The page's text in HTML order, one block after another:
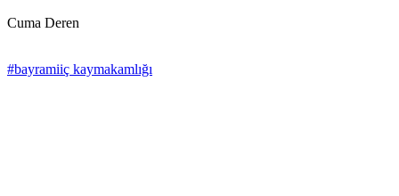
Cuma Deren
#bayramiiç kaymakamlığı